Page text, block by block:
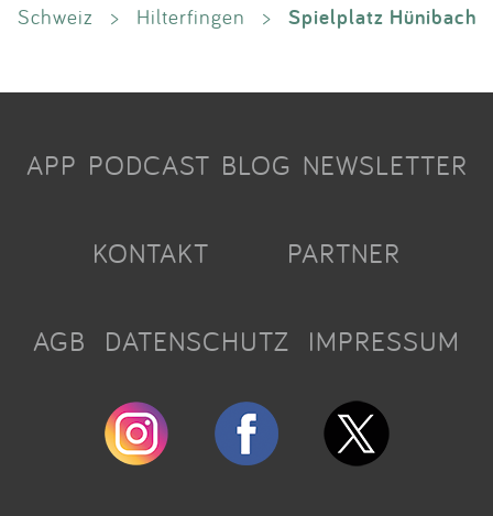
Schweiz > Hilterfingen > Spielplatz Hünibach
APP PODCAST BLOG NEWSLETTER
KONTAKT PARTNER
AGB DATENSCHUTZ IMPRESSUM